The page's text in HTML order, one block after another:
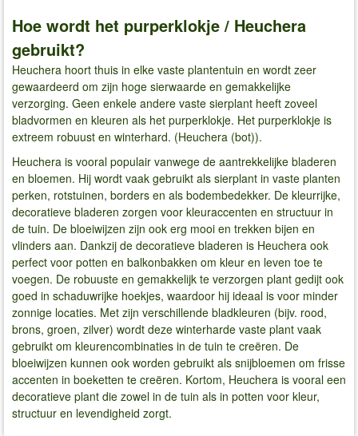
Hoe wordt het purperklokje / Heuchera
gebruikt?
Heuchera hoort thuis in elke vaste plantentuin en wordt zeer
gewaardeerd om zijn hoge sierwaarde en gemakkelijke
verzorging. Geen enkele andere vaste sierplant heeft zoveel
bladvormen en kleuren als het purperklokje. Het purperklokje is
extreem robuust en winterhard. (Heuchera (bot)).
Heuchera is vooral populair vanwege de aantrekkelijke bladeren
en bloemen. Hij wordt vaak gebruikt als sierplant in vaste planten
perken, rotstuinen, borders en als bodembedekker. De kleurrijke,
decoratieve bladeren zorgen voor kleuraccenten en structuur in
de tuin. De bloeiwijzen zijn ook erg mooi en trekken bijen en
vlinders aan. Dankzij de decoratieve bladeren is Heuchera ook
perfect voor potten en balkonbakken om kleur en leven toe te
voegen. De robuuste en gemakkelijk te verzorgen plant gedijt ook
goed in schaduwrijke hoekjes, waardoor hij ideaal is voor minder
zonnige locaties. Met zijn verschillende bladkleuren (bijv. rood,
brons, groen, zilver) wordt deze winterharde vaste plant vaak
gebruikt om kleurencombinaties in de tuin te creëren. De
bloeiwijzen kunnen ook worden gebruikt als snijbloemen om frisse
accenten in boeketten te creëren. Kortom, Heuchera is vooral een
decoratieve plant die zowel in de tuin als in potten voor kleur,
structuur en levendigheid zorgt.